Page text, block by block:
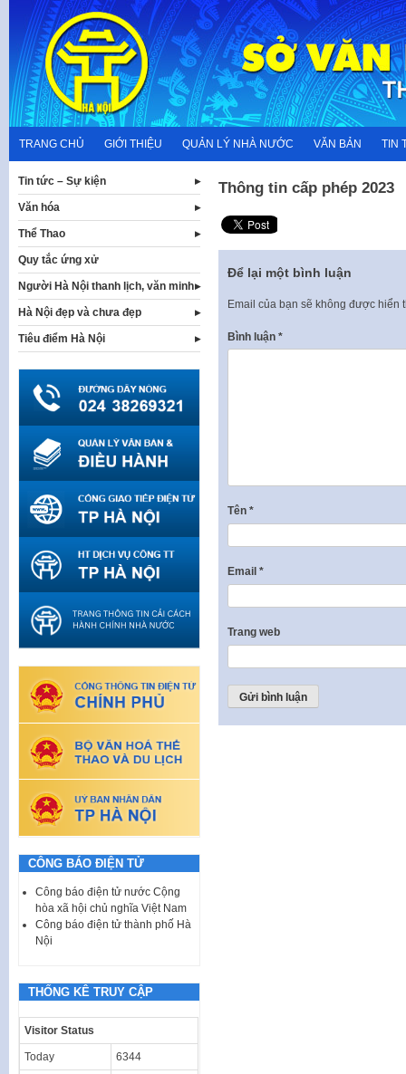
content
TRANG CHỦ GIỚI THIỆU QUẢN LÝ NHÀ NƯỚC VĂN BẢN TIN
Thông tin cấp phép 2023
Để lại một bình luận
Email của bạn sẽ không được hiển
Bình luận *
Tên *
Email *
Trang web
Tin tức – Sự kiện
Văn hóa
Thể Thao
Quy tắc ứng xử
Người Hà Nội thanh lịch, văn minh
Hà Nội đẹp và chưa đẹp
Tiêu điểm Hà Nội
CÔNG BÁO ĐIỆN TỬ
Công báo điện tử nước Cộng
hòa xã hội chủ nghĩa Việt Nam
Công báo điện tử thành phố Hà
Nội
THỐNG KÊ TRUY CẬP
Visitor Status
Today 6344